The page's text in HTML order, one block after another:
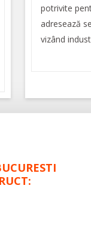
potrivite
adresează
vizând